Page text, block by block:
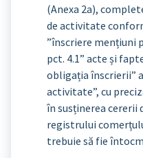
(Anexa 2a),
de activitate
”înscriere mențiuni
pct. 4.1” acte și
obligația înscrierii”
activitate”, cu
în susținerea
registrului
trebuie să fie